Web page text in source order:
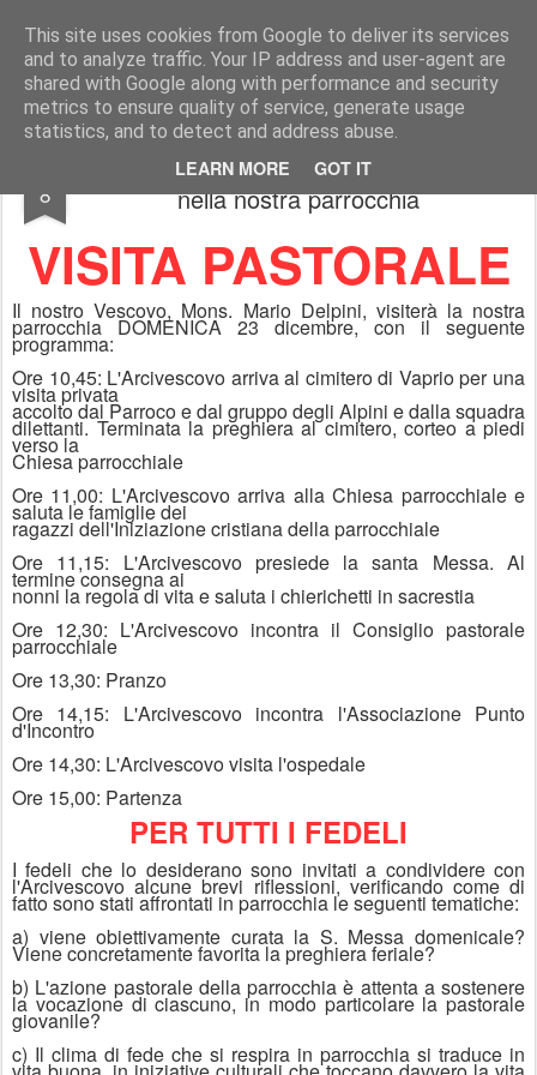
This site uses cookies from Google to deliver its services
and to analyze traffic. Your IP address and user-agent are
shared with Google along with performance and security
metrics to ensure quality of service, generate usage
statistics, and to detect and address abuse.
LEARN MORE GOT IT
Parrocchia S. Nicolò, Vaprio d'A. Sito ufficiale della Parrocchia S. Nicolò di Vaprio d'Adda, diocesi di Milano.
Pages
8
23 dicembre - visita Pastorale del Vescovo
nella nostra parrocchia
VISITA PASTORALE
Il nostro Vescovo, Mons. Mario Delpini, visiterà la nostra
parrocchia DOMENICA 23 dicembre, con il seguente
programma:
Ore 10,45: L'Arcivescovo arriva al cimitero di Vaprio per una
visita privata
accolto dal Parroco e dal gruppo degli Alpini e dalla squadra
dilettanti. Terminata la preghiera al cimitero, corteo a piedi
verso la
Chiesa parrocchiale
Ore 11,00: L'Arcivescovo arriva alla Chiesa parrocchiale e
saluta le famiglie dei
ragazzi dell'Iniziazione cristiana della parrocchiale
Ore 11,15: L'Arcivescovo presiede la santa Messa. Al
termine consegna ai
nonni la regola di vita e saluta i chierichetti in sacrestia
Ore 12,30: L'Arcivescovo incontra il Consiglio pastorale
parrocchiale
Ore 13,30: Pranzo
Ore 14,15: L'Arcivescovo incontra l'Associazione Punto
d'Incontro
Ore 14,30: L'Arcivescovo visita l'ospedale
Ore 15,00: Partenza
PER TUTTI I FEDELI
I fedeli che lo desiderano sono invitati a condividere con
l'Arcivescovo alcune brevi riflessioni, verificando come di
fatto sono stati affrontati in parrocchia le seguenti tematiche:
a) viene obiettivamente curata la S. Messa domenicale?
Viene concretamente favorita la preghiera feriale?
b) L'azione pastorale della parrocchia è attenta a sostenere
la vocazione di ciascuno, in modo particolare la pastorale
giovanile?
c) Il clima di fede che si respira in parrocchia si traduce in